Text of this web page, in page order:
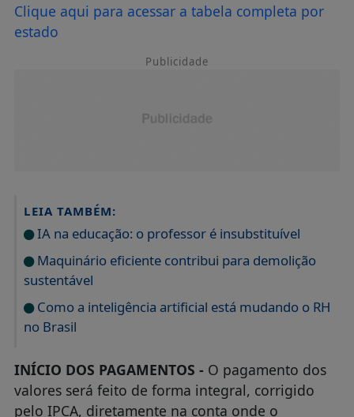
Clique aqui para acessar a tabela completa por
estado
Publicidade
LEIA TAMBÉM:
IA na educação: o professor é insubstituível
Maquinário eficiente contribui para demolição
sustentável
Como a inteligência artificial está mudando o RH
no Brasil
INÍCIO DOS PAGAMENTOS - O pagamento dos
valores será feito de forma integral, corrigido
pelo IPCA, diretamente na conta onde o